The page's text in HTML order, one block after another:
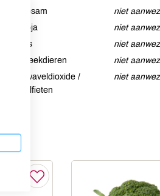
Sesam
niet
Soja
niet
Vis
niet
Weekdieren
niet
Zwaveldioxide /
sulfieten
niet